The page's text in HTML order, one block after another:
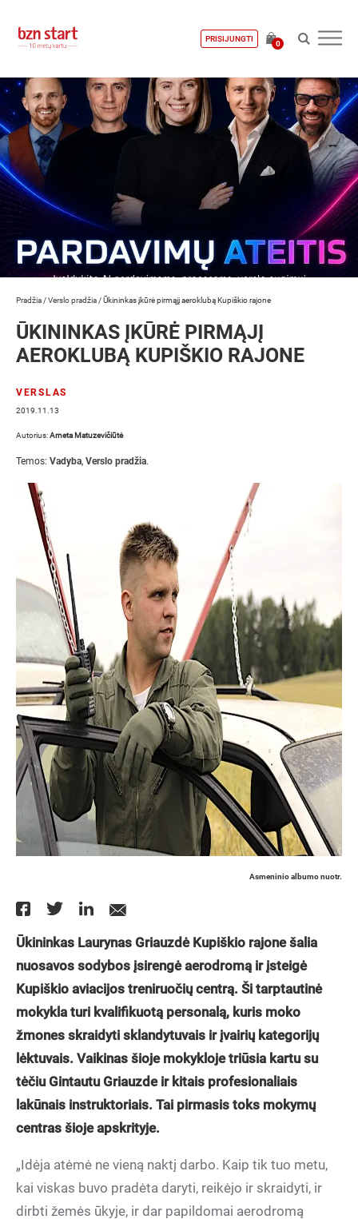
PRISIJUNGTI
0
Pradžia /Verslo pradžia /Ūkininkas įkūrė pirmąjį aeroklubą Kupiškio rajone
ŪKININKAS ĮKŪRĖ PIRMĄJĮ
AEROKLUBĄ KUPIŠKIO RAJONE
VERSLAS
2019.11.13
Autorius:Arneta Matuzevičiūtė
Temos: Vadyba, Verslo pradžia.
Asmeninio albumo nuotr.
Ūkininkas Laurynas Griauzdė Kupiškio rajone šalia
nuosavos sodybos įsirengė aerodromą ir įsteigė
Kupiškio aviacijos treniruočių centrą. Ši tarptautinė
mokykla turi kvalifikuotą personalą, kuris moko
žmones skraidyti sklandytuvais ir įvairių kategorijų
lėktuvais. Vaikinas šioje mokykloje triūsia kartu su
tėčiu Gintautu Griauzde ir kitais profesionaliais
lakūnais instruktoriais. Tai pirmasis toks mokymų
centras šioje apskrityje.
„Idėja atėmė ne vieną naktį darbo. Kaip tik tuo metu,
kai viskas buvo pradėta daryti, reikėjo ir skraidyti, ir
dirbti žemės ūkyje, ir dar papildomai aerodromą